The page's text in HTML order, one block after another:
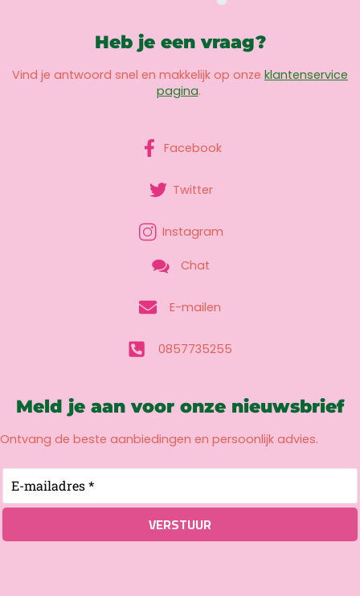
Heb je een vraag?
Vind je antwoord snel en makkelijk op onze klantenservice
pagina.
Facebook
Twitter
Instagram
Chat
E-mailen
0857735255
Meld je aan voor onze nieuwsbrief
Ontvang de beste aanbiedingen en persoonlijk advies.